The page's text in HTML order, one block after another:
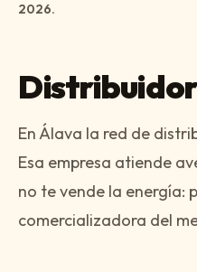
2026.
EnÁlava la red de
Esa empresa atiende
no te vende la energía:
comercializadora del